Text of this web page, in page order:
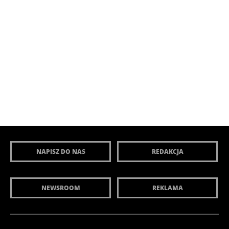
NAPISZ DO NAS REDAKCJA
NEWSROOM REKLAMA